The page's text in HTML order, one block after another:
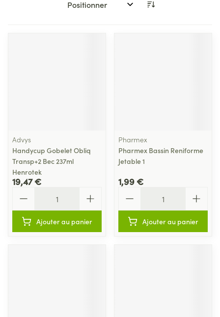
Trier par:
Advys
Handycup Gobelet Obliq
Transp+2 Bec 237ml
Henrotek
19,47 €
Ajouter au panier
Pharmex
Pharmex Bassin Reniforme
Jetable 1
1,99 €
Ajouter au panier